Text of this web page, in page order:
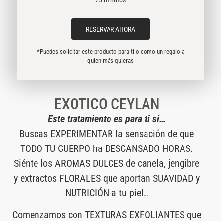
EXOTICO CEYLAN
Este tratamiento es para ti si…
Buscas EXPERIMENTAR la sensación de que
TODO TU CUERPO ha DESCANSADO HORAS.
Siénte los AROMAS DULCES de canela, jengibre
y extractos FLORALES que aportan SUAVIDAD y
NUTRICIÓN a tu piel..
Comenzamos con TEXTURAS EXFOLIANTES que
RESERVAR AHORA
*Puedes solicitar este producto para ti o como un regalo a
quien más quieras